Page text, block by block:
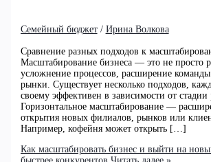
Семейный бюджет/ Ирина Волкова
Сравнение разных подходов к
Масштабирование бизнеса — это не просто
усложнение процессов, расширение
рынки. Существует несколько подходов,
своему эффективен в зависимости от стадии
Горизонтальное масштабирование —
открытия новых филиалов, рынков или
Например, кофейня может открыть […]
Как масштабировать бизнес и выйти на